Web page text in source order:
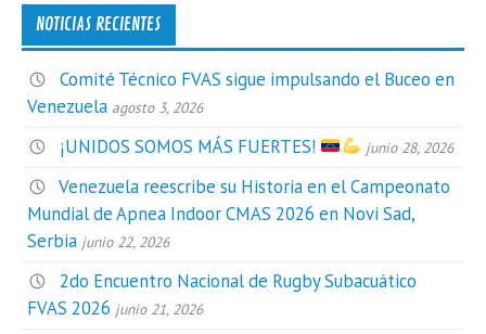
NOTICIAS RECIENTES
Comité Técnico FVAS sigue impulsando el Buceo en
Venezuela agosto 3, 2026
¡UNIDOS SOMOS MÁS FUERTES! junio 28, 2026
Venezuela reescribe su Historia en el Campeonato
Mundial de Apnea Indoor CMAS 2026 en Novi Sad,
Serbia junio 22, 2026
2do Encuentro Nacional de Rugby Subacuático
FVAS 2026 junio 21, 2026